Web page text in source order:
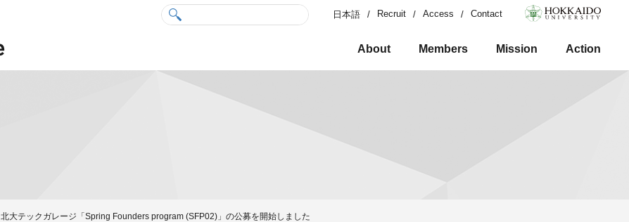
日本語 Recruit Access Contact
About Members Mission Action
北大テックガレージ「Spring Founders program (SFP02)」の公募を開始しました